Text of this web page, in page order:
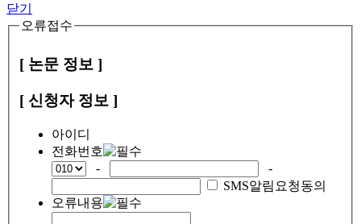
닫기
오류접수
[ 논문 정보 ]
[ 신청자 정보 ]
아이디
전화번호
-
-
SMS알림요청동의
오류내용